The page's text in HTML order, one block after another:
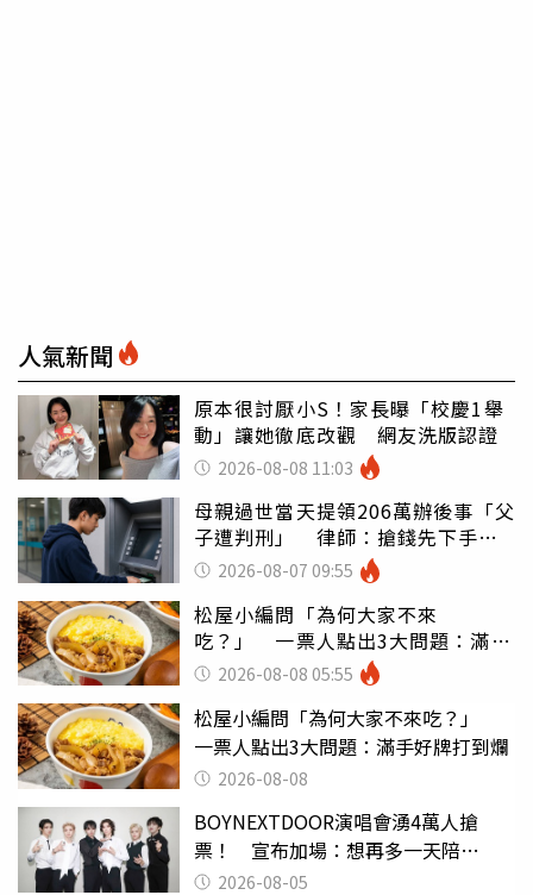
人氣新聞
原本很討厭小S！家長曝「校慶1舉
動」讓她徹底改觀 網友洗版認證
2026-08-08 11:03
母親過世當天提領206萬辦後事「父
子遭判刑」 律師：搶錢先下手是
罪 2026-08-07 09:55
松屋小編問「為何大家不來
吃？」 一票人點出3大問題：滿手
好牌打到爛
2026-08-08 05:55
松屋小編問「為何大家不來吃？」
一票人點出3大問題：滿手好牌打到爛
2026-08-08
BOYNEXTDOOR演唱會湧4萬人搶
票！ 宣布加場：想再多一天陪
ONEDOOR
2026-08-05